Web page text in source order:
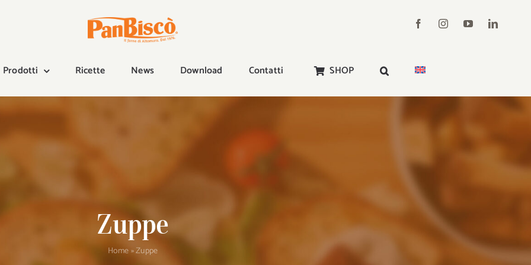
Prodotti Ricette News Download Contatti SHOP
Zuppe
Home»Zuppe